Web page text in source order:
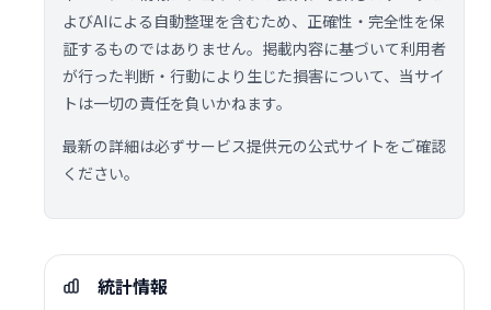
よびAIによる自動整理を含むため、正確性・完全性を保
証するものではありません。掲載内容に基づいて利用者
が行った判断・行動により生じた損害について、当サイ
トは一切の責任を負いかねます。
最新の詳細は必ずサービス提供元の公式サイトをご確認
ください。
統計情報